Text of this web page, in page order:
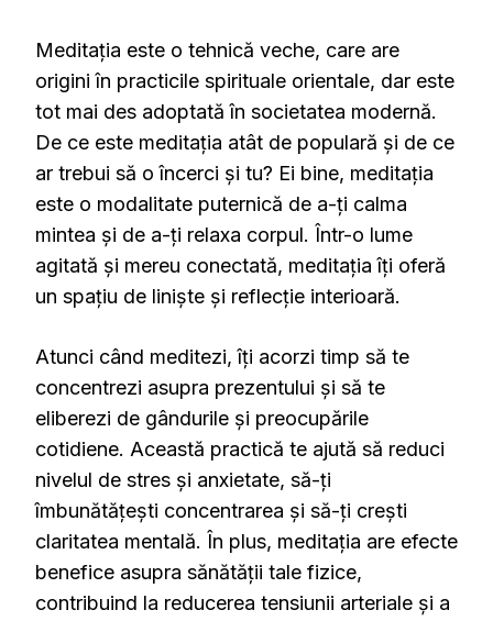
Meditația este o tehnică veche, care are
origini în practicile spirituale orientale, dar este
tot mai des adoptată în societatea modernă.
De ce este meditația atât de populară și de ce
ar trebui să o încerci și tu? Ei bine, meditația
este o modalitate puternică de a-ți calma
mintea și de a-ți relaxa corpul. Într-o lume
agitată și mereu conectată, meditația îți oferă
un spațiu de liniște și reflecție interioară.
Atunci când meditezi, îți acorzi timp să te
concentrezi asupra prezentului și să te
eliberezi de gândurile și preocupările
cotidiene. Această practică te ajută să reduci
nivelul de stres și anxietate, să-ți
îmbunătățești concentrarea și să-ți crești
claritatea mentală. În plus, meditația are efecte
benefice asupra sănătății tale fizice,
contribuind la reducerea tensiunii arteriale și a